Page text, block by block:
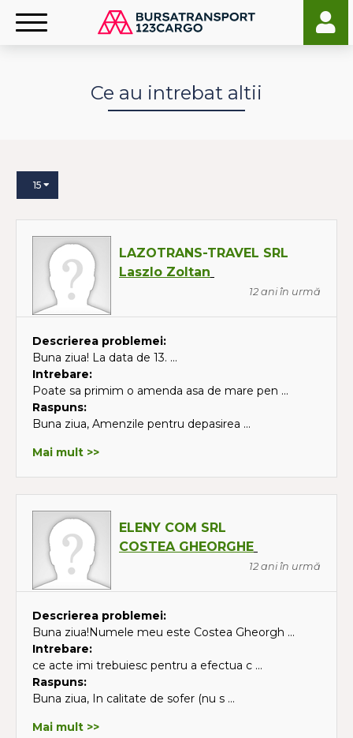
Ce au intrebat altii
15
LAZOTRANS-TRAVEL SRL
Laszlo Zoltan
12 ani în urmă
Descrierea problemei:
Buna ziua! La data de 13. ...
Intrebare:
Poate sa primim o amenda asa de mare pen ...
Raspuns:
Buna ziua, Amenzile pentru depasirea ...
Mai mult >>
ELENY COM SRL
COSTEA GHEORGHE
12 ani în urmă
Descrierea problemei:
Buna ziua!Numele meu este Costea Gheorgh ...
Intrebare:
ce acte imi trebuiesc pentru a efectua c ...
Raspuns:
Buna ziua, In calitate de sofer (nu s ...
Mai mult >>